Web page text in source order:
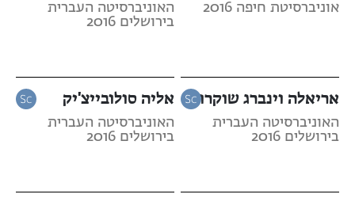
אוניברסיטת חיפה 2016
האוניברסיטה העברית
בירושלים 2016
אריאלה וינברג שוקרון
האוניברסיטה העברית
בירושלים 2016
אליה סולובייצ'יק
האוניברסיטה העברית
בירושלים 2016